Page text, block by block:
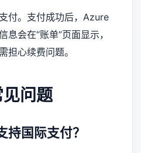
付。支付成功后，Azure
会在“账单”页面显示，
担心续费问题。
问题
持国际支付？